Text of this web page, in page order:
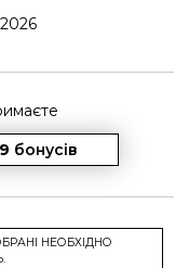
бонусів
НЕОБХІДНО